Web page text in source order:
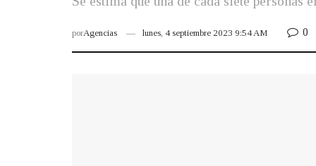
porAgencias lunes, 4 septiembre 2023 9:54 AM 0